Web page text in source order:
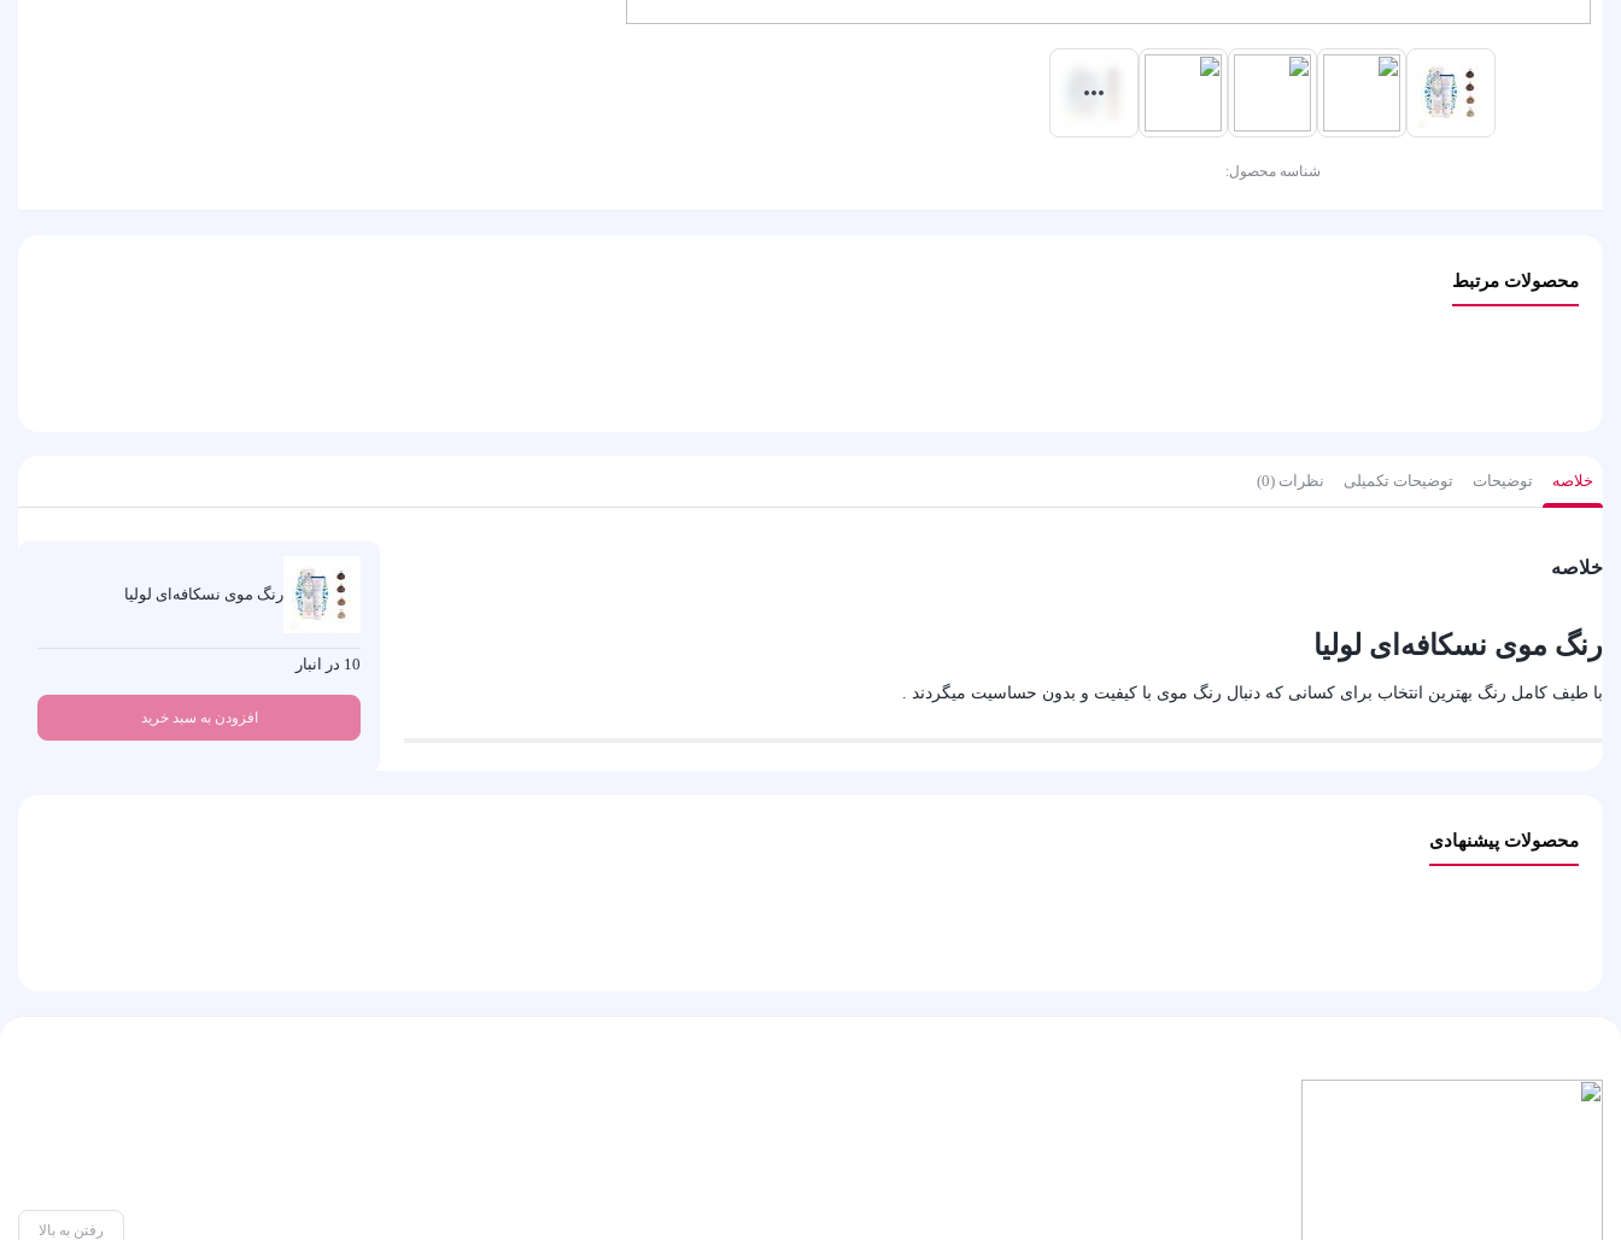
شناسه محصول:
محصولات مرتبط
خلاصه توضیحات توضیحات تکمیلی نظرات (0)
خلاصه
رنگ موی نسکافه‌ای لولیا
با طیف کامل رنگ بهترین انتخاب برای کسانی که دنبال رنگ موی با کیفیت و بدون حساسیت میگردند .
رنگ موی نسکافه‌ای لولیا
10 در انبار
افزودن به سبد خرید
محصولات پیشنهادی
رفتن به بالا